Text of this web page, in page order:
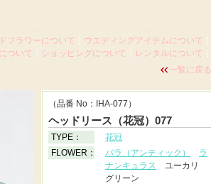
フラワーについて ウエディングアイテムについて
ついて ショッピングについて レンタルについて
一覧に戻る
（品番 No：IHA-077）
ヘッドリース（花冠）077
TYPE：
花冠
FLOWER：
バラ（アンティック）
ラ
ナンキュラス ユーカリ
グリーン